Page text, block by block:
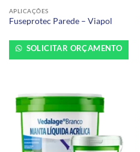
APLICAÇÕES
Fuseprotec Parede – Viapol
SOLICITAR ORÇAMENTO